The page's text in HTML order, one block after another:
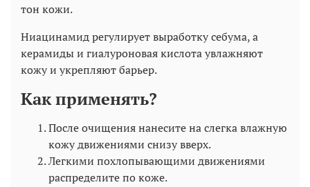
тон кожи.
Ниацинамид регулирует выработку себума, а
керамиды и гиалуроновая кислота увлажняют
кожу и укрепляют барьер.
Как применять?
После очищения нанесите на слегка влажную
кожу движениями снизу вверх.
Легкими похлопывающими движениями
распределите по коже.